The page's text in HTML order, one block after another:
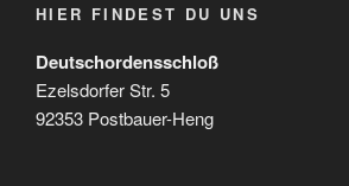
HIER FINDEST DU UNS
Deutschordensschloß
Ezelsdorfer Str. 5
92353 Postbauer-Heng